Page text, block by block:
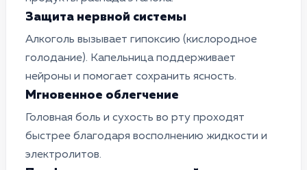
Защита нервной системы
Алкоголь вызывает гипоксию (кислородное
голодание). Капельница поддерживает
нейроны и помогает сохранить ясность.
Мгновенное облегчение
Головная боль и сухость во рту проходят
быстрее благодаря восполнению жидкости и
электролитов.